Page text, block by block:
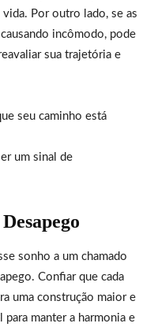
Por outro lado, se as
incômodo, pode
sua trajetória e
seu caminho está
um sinal de
sonho a um chamado
Confiar que cada
uma construção maior e
manter a harmonia e